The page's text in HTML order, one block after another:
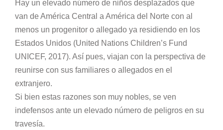
Hay un elevado número de niños desplazados que
van de América Central a América del Norte con al
menos un progenitor o allegado ya residiendo en los
Estados Unidos (United Nations Children’s Fund
UNICEF, 2017). Así pues, viajan con la perspectiva de
reunirse con sus familiares o allegados en el
extranjero.
Si bien estas razones son muy nobles, se ven
indefensos ante un elevado número de peligros en su
travesía.